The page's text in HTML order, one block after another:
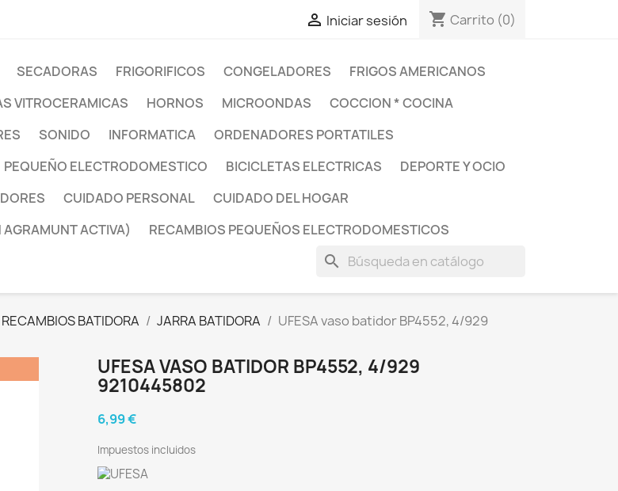
 Iniciar sesión shopping_cart Carrito (0)
SECADORAS FRIGORIFICOS CONGELADORES
FRIGOS AMERICANOS
VITROCERAMICAS HORNOS MICROONDAS
COCCION * COCINA
SONIDO INFORMATICA
ORDENADORES PORTATILES
PEQUEÑO ELECTRODOMESTICO BICICLETAS ELECTRICAS
DEPORTE Y OCIO
CUIDADO PERSONAL
CUIDADO DEL HOGAR
ACTIVA)
RECAMBIOS PEQUEÑOS ELECTRODOMESTICOS
search
RECAMBIOS BATIDORA JARRA BATIDORA
UFESA vaso batidor BP4552, 4/929
UFESA VASO BATIDOR BP4552, 4/929
9210445802
6,99 €
Impuestos incluidos